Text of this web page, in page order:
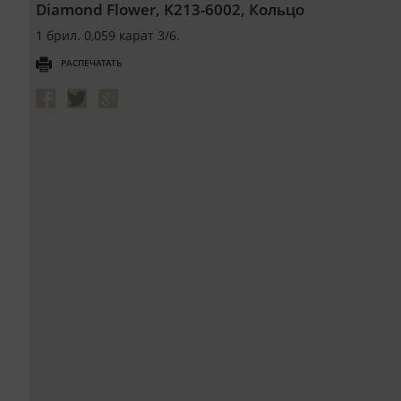
Diamond Flower, K213-6002, Кольцо
1 брил. 0,059 карат 3/6.
РАСПЕЧАТАТЬ